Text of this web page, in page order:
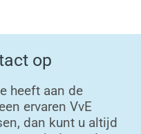
op
heeft aan de
ervaren VvE
dan kunt u altijd